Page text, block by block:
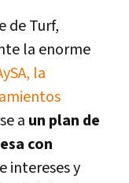
de Turf,
la enorme
la
a un plan de
con
intereses y